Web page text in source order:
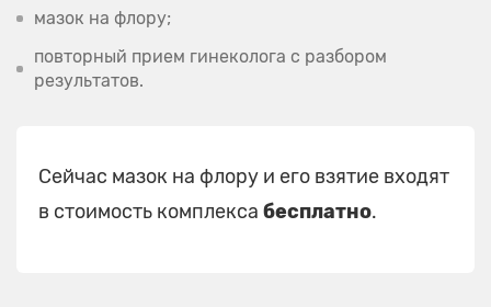
мазок на флору;
повторный прием гинеколога с разбором
результатов.
Сейчас мазок на флору и его взятие входят
в стоимость комплекса бесплатно.